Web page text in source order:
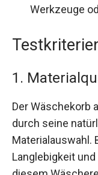
Werkzeuge
1.
Der Wäschekorb
durch seine
Materialauswahl.
Langlebigkeit